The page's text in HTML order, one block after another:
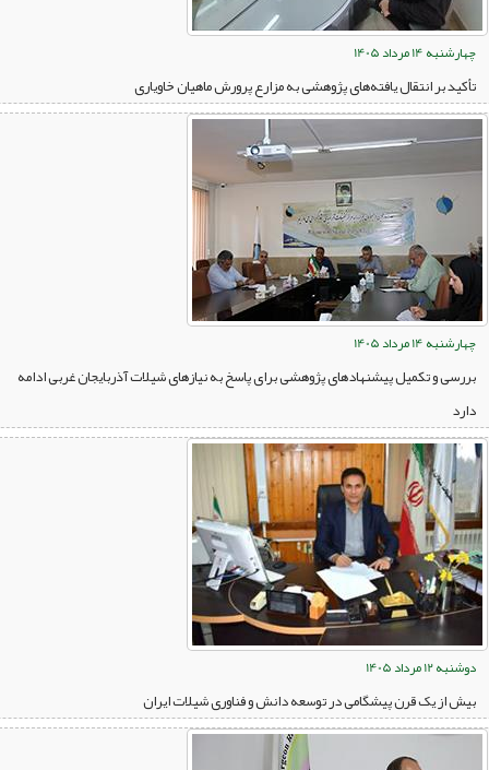
چهارشنبه 14 مرداد 1405
تأکید بر انتقال یافته‌های پژوهشی به مزارع پرورش ماهیان خاویاری
چهارشنبه 14 مرداد 1405
بررسی و تکمیل پیشنهادهای پژوهشی برای پاسخ به نیازهای شیلات آذربایجان غربی ادامه
دارد
دوشنبه 12 مرداد 1405
بیش از یک قرن پیشگامی در توسعه دانش و فناوری شیلات ایران